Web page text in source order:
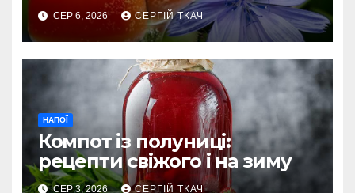
СЕР 6, 2026 СЕРГІЙ ТКАЧ
НАПОЇ
Компот із полуниці:
рецепти свіжого і на зиму
СЕР 3, 2026 СЕРГІЙ ТКАЧ